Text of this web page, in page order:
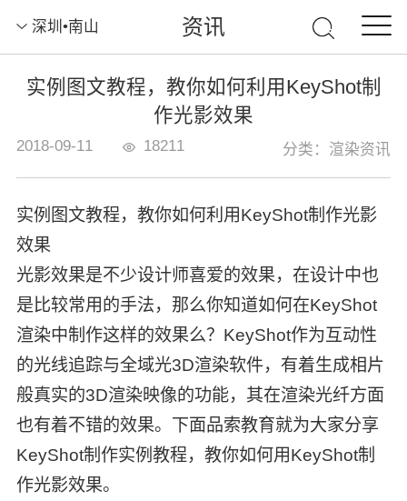
深圳•南山 资讯
实例图文教程，教你如何利用KeyShot制
作光影效果
2018-09-11 18211 分类：渲染资讯
实例图文教程，教你如何利用KeyShot制作光影
效果
光影效果是不少设计师喜爱的效果，在设计中也
是比较常用的手法，那么你知道如何在KeyShot
渲染中制作这样的效果么？KeyShot作为互动性
的光线追踪与全域光3D渲染软件，有着生成相片
般真实的3D渲染映像的功能，其在渲染光纤方面
也有着不错的效果。下面品索教育就为大家分享
KeyShot制作实例教程，教你如何用KeyShot制
作光影效果。